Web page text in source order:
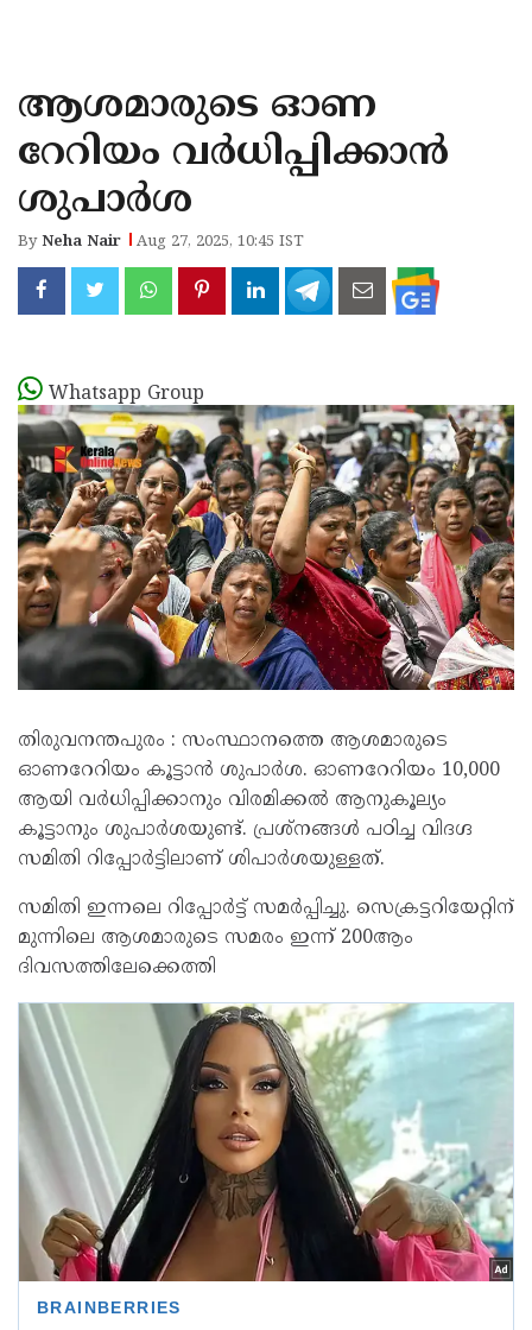
KANNUR
KASARAGOD
ആശമാരുടെ ഓണ
റേറിയം വർധിപ്പിക്കാൻ
ശുപാർശ
ByNeha Nair Aug 27, 2025, 10:45 IST
Whatsapp Group
തിരുവനന്തപുരം : സംസ്ഥാനത്തെ ആശമാരുടെ
ഓണറേറിയം കൂട്ടാൻ ശുപാർശ. ഓണറേറിയം 10,000
ആയി വർധിപ്പിക്കാനും വിരമിക്കൽ ആനുകൂല്യം
കൂട്ടാനും ശുപാർശയുണ്ട്. പ്രശ്‌നങ്ങൾ പഠിച്ച വിദഗ്ദ
സമിതി റിപ്പോർട്ടിലാണ് ശിപാർശയുള്ളത്.
സമിതി ഇന്നലെ റിപ്പോർട്ട് സമർപ്പിച്ചു. സെക്രട്ടറിയേറ്റിന്
മുന്നിലെ ആശമാരുടെ സമരം ഇന്ന് 200ആം
ദിവസത്തിലേക്കെത്തി